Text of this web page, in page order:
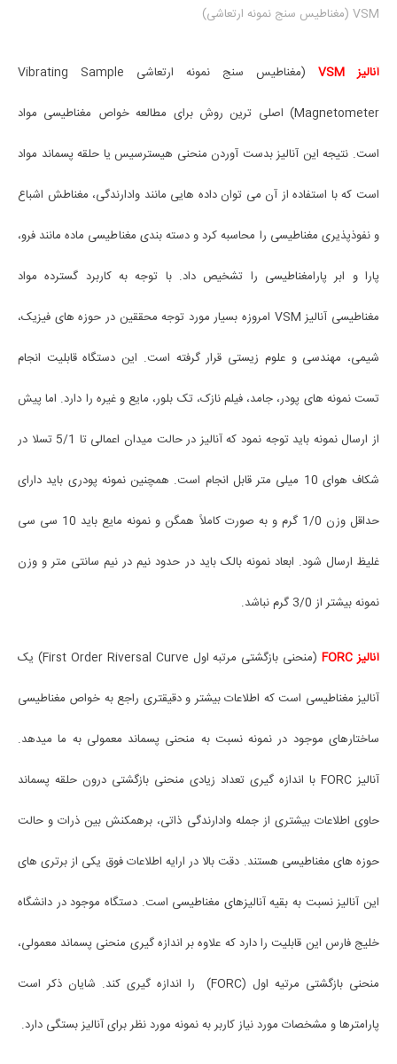
VSM (مغناطیس سنج نمونه ارتعاشی)
آنالیز VSM (مغناطیس سنج نمونه ارتعاشی Vibrating Sample
Magnetometer) اصلی ترین روش برای مطالعه خواص مغناطیسی مواد
است. نتیجه این آنالیز بدست آوردن منحنی هیسترسیس یا حلقه پسماند مواد
است که با استفاده از آن می توان داده هایی مانند وادارندگی، مغناطش اشباع
و نفوذپذیری مغناطیسی را محاسبه کرد و دسته بندی مغناطیسی ماده مانند فرو،
پارا و ابر پارامغناطیسی را تشخیص داد. با توجه به کاربرد گسترده مواد
مغناطیسی آنالیز VSM امروزه بسیار مورد توجه محققین در حوزه های فیزیک،
شیمی، مهندسی و علوم زیستی قرار گرفته است. این دستگاه قابلیت انجام
تست نمونه های پودر، جامد، فیلم نازک، تک بلور، مایع و غیره را دارد. اما پیش
از ارسال نمونه باید توجه نمود که آنالیز در حالت میدان اعمالی تا 5/1 تسلا در
شکاف هوای 10 میلی متر قابل انجام است. همچنین نمونه پودری باید دارای
حداقل وزن 1/0 گرم و به صورت کاملاً همگن و نمونه مایع باید 10 سی سی
غلیظ ارسال شود. ابعاد نمونه بالک باید در حدود نیم در نیم سانتی متر و وزن
نمونه بیشتر از 3/0 گرم نباشد.
آنالیزFORC(منحنی بازگشتی مرتبه اول First Order Riversal Curve) یک
آنالیز مغناطیسی است که اطلاعات بیشتر و دقیقتری راجع به خواص مغناطیسی
ساختارهای موجود در نمونه نسبت به منحنی پسماند معمولی به ما میدهد.
آنالیز FORC با اندازه گیری تعداد زیادی منحنی بازگشتی درون حلقه پسماند
حاوی اطلاعات بیشتری از جمله وادارندگی ذاتی، برهمکنش بین ذرات و حالت
حوزه های مغناطیسی هستند. دقت بالا در ارایه اطلاعات فوق یکی از برتری های
این آنالیز نسبت به بقیه آنالیزهای مغناطیسی است. دستگاه موجود در دانشگاه
خلیج فارس این قابلیت را دارد که علاوه بر اندازه گیری منحنی پسماند معمولی،
منحنی بازگشتی مرتیه اول (FORC) را اندازه گیری کند. شایان ذکر است
پارامترها و مشخصات مورد نیاز کاربر به نمونه مورد نظر برای آنالیز بستگی دارد.